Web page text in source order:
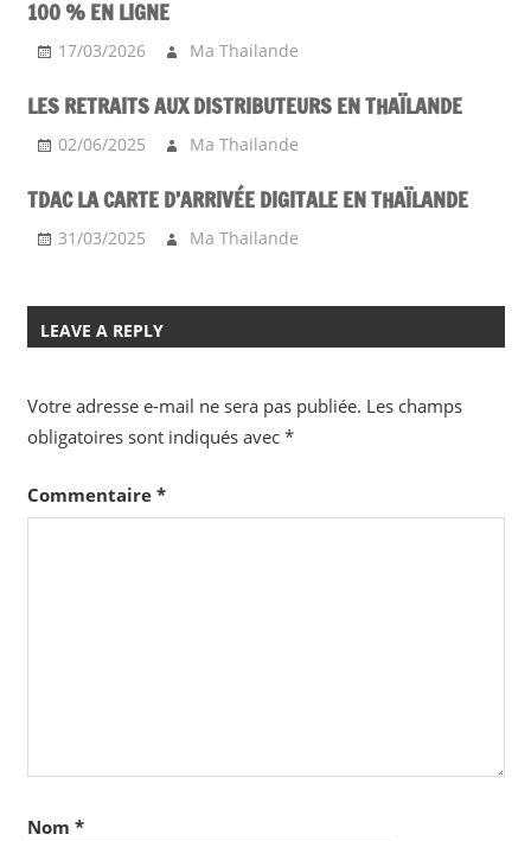
100 % EN LIGNE
17/03/2026 Ma Thailande
LES RETRAITS AUX DISTRIBUTEURS EN THAÏLANDE
02/06/2025 Ma Thailande
TDAC LA CARTE D’ARRIVÉE DIGITALE EN THAÏLANDE
31/03/2025 Ma Thailande
LEAVE A REPLY
Votre adresse e-mail ne sera pas publiée. Les champs
obligatoires sont indiqués avec *
Commentaire *
Nom *